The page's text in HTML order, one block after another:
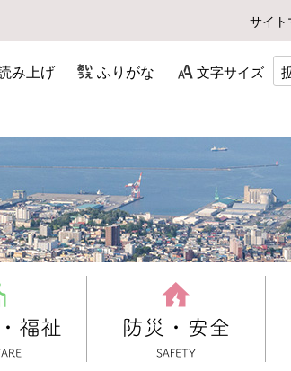
サイ
み上げ ふりがな 文字サイズ